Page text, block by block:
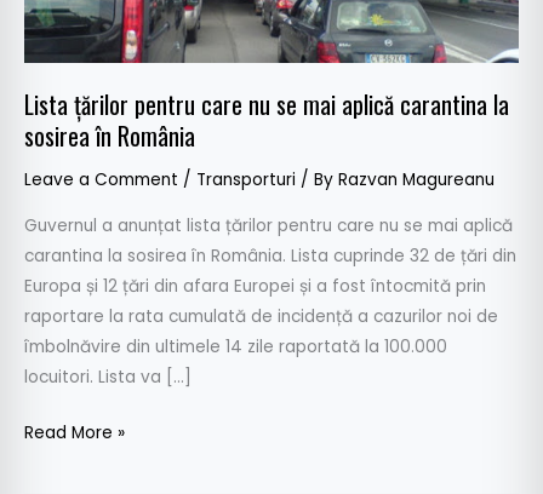
Lista țărilor pentru care nu se mai aplică carantina la
sosirea în România
Leave a Comment / Transporturi / By Razvan Magureanu
Guvernul a anunțat lista țărilor pentru care nu se mai aplică
carantina la sosirea în România. Lista cuprinde 32 de țări din
Europa și 12 țări din afara Europei și a fost întocmită prin
raportare la rata cumulată de incidență a cazurilor noi de
îmbolnăvire din ultimele 14 zile raportată la 100.000
locuitori. Lista va […]
aplică
carantina
sosirea
în
Read More »